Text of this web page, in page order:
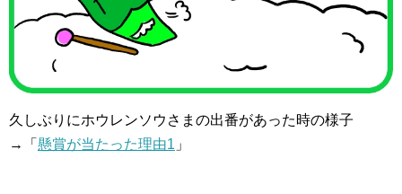
久しぶりにホウレンソウさまの出番があった時の様子
→「 懸賞が当たった理由1 」